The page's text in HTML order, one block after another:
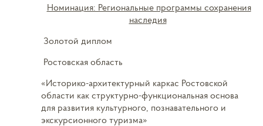
Номинация: Региональные программы сохранения
наследия
Золотой диплом
Ростовская область
«Историко-архитектурный каркас Ростовской
области как структурно-функциональная основа
для развития культурного, познавательного и
экскурсионного туризма»